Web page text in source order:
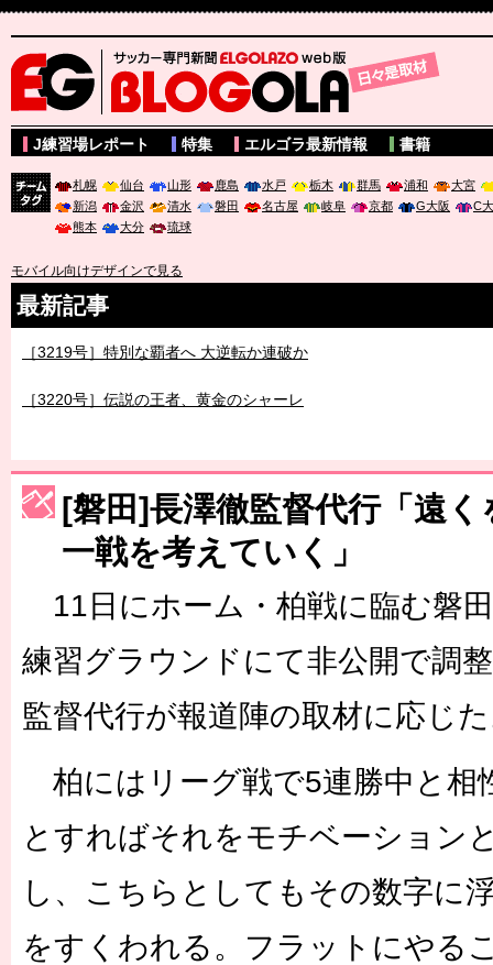
サッカー専門新聞ELGOLAZO web版 BLOGOLA
J練習場レポート 特集 エルゴラ最新情報 書籍
札幌 仙台 山形 鹿島 水戸 栃木 群馬 浦和
大宮
新潟
金沢 清水 磐田 名古屋 岐阜 京都 G大阪
C
熊本
大分 琉球
モバイル向けデザインで見る
最新記事
［3219号］特別な覇者へ 大逆転か連破か
［3220号］伝説の王者、黄金のシャーレ
［3230号］世界一への夢は終わらない
［3223号］一丸。日本出陣
［3222号］史上最大のW杯開幕 注目は「個」
[磐田]長澤徹監督代行「遠
一戦を考えていく」
11日にホーム・柏戦に臨む磐
練習グラウンドにて非公開で調
監督代行が報道陣の取材に応じ
柏にはリーグ戦で5連勝中と相
とすればそれをモチベーション
し、こちらとしてもその数字に
をすくわれる。フラットにやる